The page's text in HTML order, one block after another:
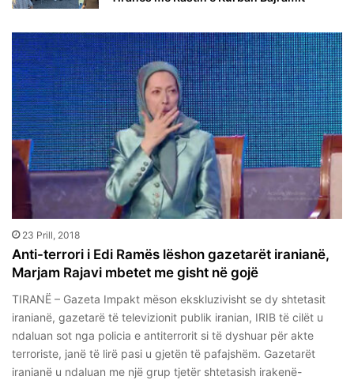
23 Prill, 2018
Anti-terrori i Edi Ramës lëshon gazetarët iranianë,
Marjam Rajavi mbetet me gisht në gojë
TIRANË – Gazeta Impakt mëson ekskluzivisht se dy shtetasit
iranianë, gazetarë të televizionit publik iranian, IRIB të cilët u
ndaluan sot nga policia e antiterrorit si të dyshuar për akte
terroriste, janë të lirë pasi u gjetën të pafajshëm. Gazetarët
iranianë u ndaluan me një grup tjetër shtetasish irakenë-